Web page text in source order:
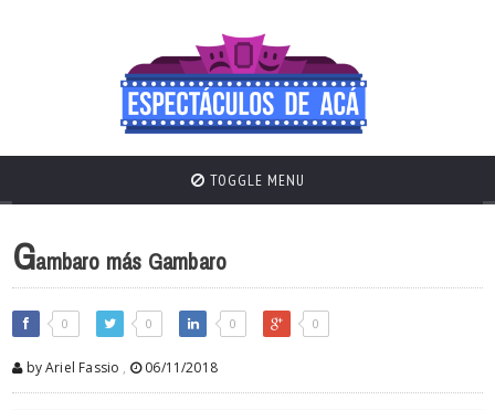
TOGGLE MENU
Gambaro más Gambaro
0 0 0 0
by Ariel Fassio , 06/11/2018